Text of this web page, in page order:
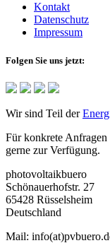
Kontakt
Datenschutz
Impressum
Folgen Sie uns jetzt:
Wir sind Teil der
Für konkrete Anfragen
gerne zur Verfügung.
photovoltaikbuero
Schönauerhofstr. 27
65428 Rüsselsheim
Deutschland
Mail: